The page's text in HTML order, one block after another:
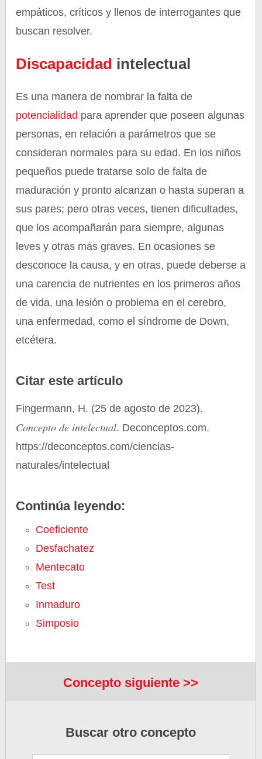
empáticos, críticos y llenos de interrogantes que
buscan resolver.
Discapacidad intelectual
Es una manera de nombrar la falta de
potencialidad para aprender que poseen algunas
personas, en relación a parámetros que se
consideran normales para su edad. En los niños
pequeños puede tratarse solo de falta de
maduración y pronto alcanzan o hasta superan a
sus pares; pero otras veces, tienen dificultades,
que los acompañarán para siempre, algunas
leves y otras más graves. En ocasiones se
desconoce la causa, y en otras, puede deberse a
una carencia de nutrientes en los primeros años
de vida, una lesión o problema en el cerebro,
una enfermedad, como el síndrome de Down,
etcétera.
Citar este artículo
Fingermann, H. (25 de agosto de 2023).
Concepto de intelectual. Deconceptos.com.
https://deconceptos.com/ciencias-
naturales/intelectual
Continúa leyendo:
Coeficiente
Desfachatez
Mentecato
Test
Inmaduro
Simposio
Concepto siguiente >>
Buscar otro concepto